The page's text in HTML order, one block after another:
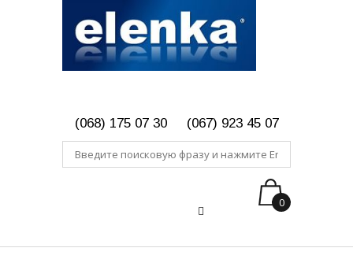
(068) 175 07 30 (067) 923 45 07
0